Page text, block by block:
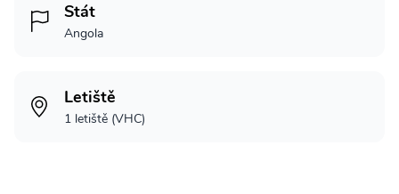
Stát
Angola
Letiště
1 letiště (VHC)